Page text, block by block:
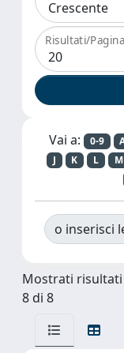
Risultati/Pagina
Vai a: 0-9
J
K L M
o inserisci
Mostrati risultati
8 di 8